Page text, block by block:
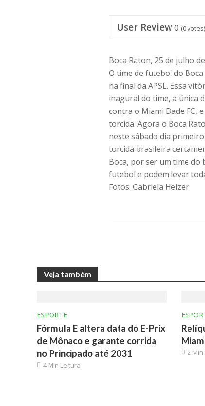
User Review0 (0votes)
Boca Raton, 25 de julho
O time de futebol do
na final da APSL. Essa
inagural do time, a única
contra o Miami Dade FC,
torcida. Agora o Boca
neste sábado dia
torcida brasileira
Boca, por ser um time do
futebol e podem levar
Fotos: Gabriela Heizer
Veja também
ESPORTE
Fórmula E altera data do E-Prix
de Mônaco e garante corrida
no Principado até 2031
4 Min Leitura
2 Min